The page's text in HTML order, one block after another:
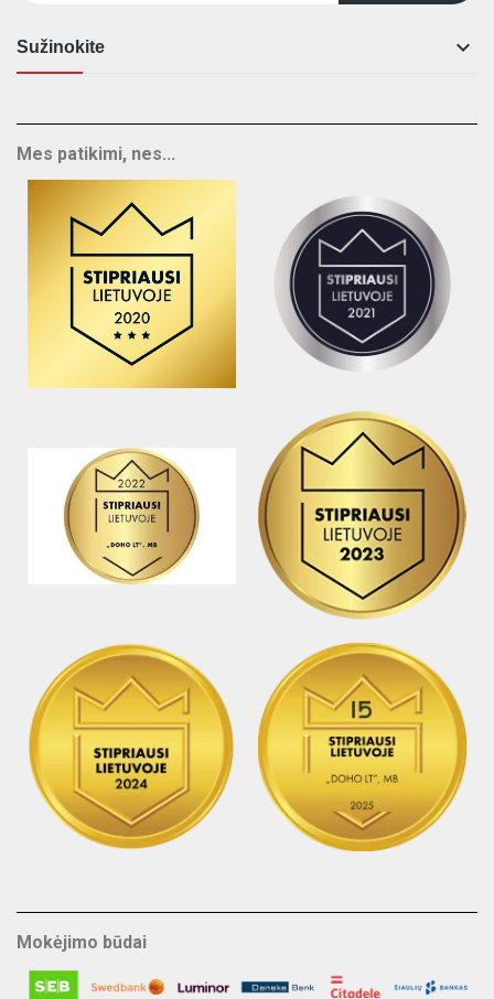
Sužinokite 
Mes patikimi, nes...
Mokėjimo būdai